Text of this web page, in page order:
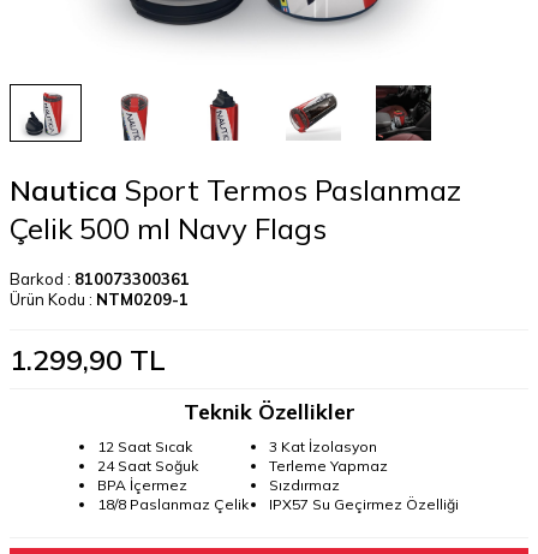
Nautica Sport Termos Paslanmaz
Çelik 500 ml Navy Flags
Barkod : 810073300361
Ürün Kodu : NTM0209-1
1.299,90 TL
Teknik Özellikler
12 Saat Sıcak
24 Saat Soğuk
BPA İçermez
18/8 Paslanmaz Çelik
3 Kat İzolasyon
Terleme Yapmaz
Sızdırmaz
IPX57 Su Geçirmez Özelliği